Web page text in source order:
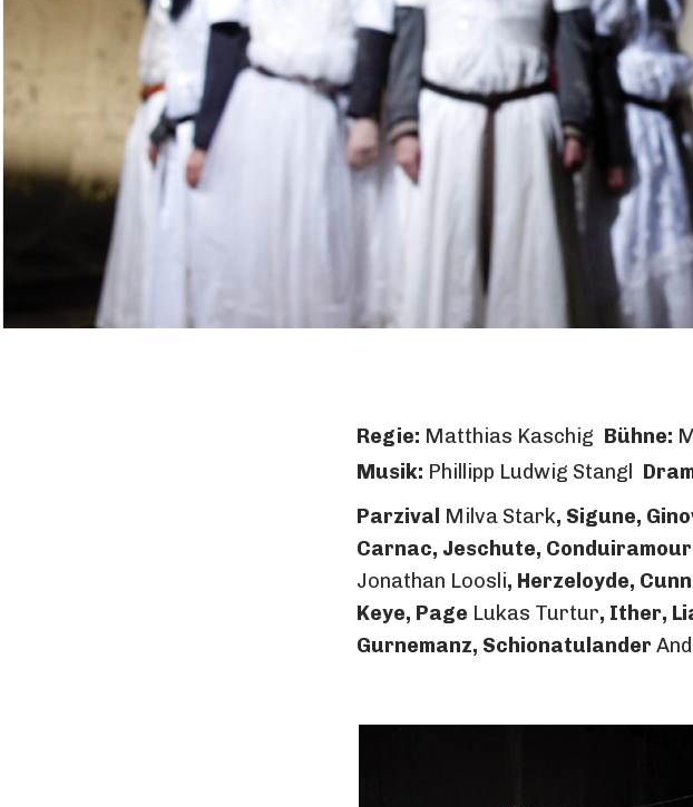
Regie: Matthias Kaschig Bühne:
Musik: Phillipp Ludwig Stangl
Parzival Milva Stark, Sigune,
Carnac, Jeschute, Conduiramour
Jonathan Loosli, Herzeloyde,
Keye, Page Lukas Turtur, Ither,
Gurnemanz, Schionatulander